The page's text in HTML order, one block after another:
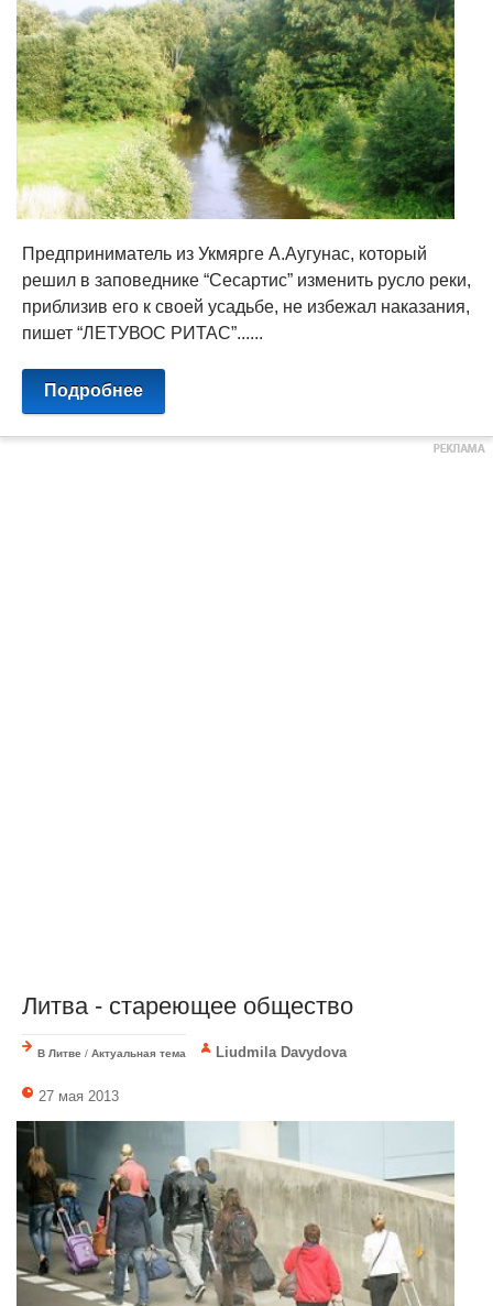
Предприниматель из Укмярге А.Аугунас, который
решил в заповеднике “Сесартис” изменить русло реки,
приблизив его к своей усадьбе, не избежал наказания,
пишет “ЛЕТУВОС РИТАС”......
Подробнее
Литва - стареющее общество
В Литве / Актуальная тема Liudmila Davydova
27 мая 2013